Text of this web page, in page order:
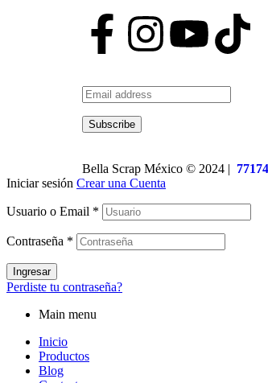
Subscribe
Bella Scrap México © 2024 |
Iniciar sesión Crear una Cuenta
Usuario o Email *
Contraseña *
Ingresar
Perdiste tu contraseña?
Main menu
Inicio
Productos
Blog